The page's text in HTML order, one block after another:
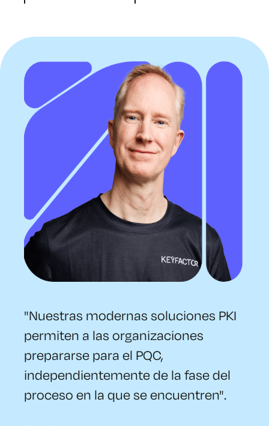
"Nuestras modernas soluciones PKI
permiten a las organizaciones
prepararse para el PQC,
independientemente de la fase del
proceso en la que se encuentren".